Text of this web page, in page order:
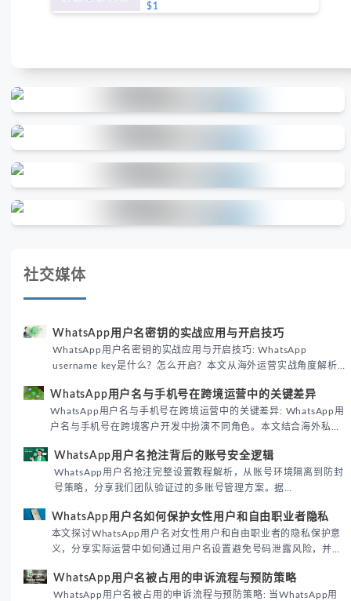
$1
社交媒体
WhatsApp用户名密钥的实战应用与开启技巧
WhatsApp用户名密钥的实战应用与开启技巧: WhatsApp
username key是什么？怎么开启？本文从海外运营实战角度解析
境团队高效触达目标客户。
WhatsApp用户名与手机号在跨境运营中的关键差异
WhatsApp用户名与手机号在跨境运营中的关键差异: WhatsApp用
户名与手机号在跨境客户开发中扮演不同角色。本文结合海外私域
际差异，帮助团队优化WhatsApp营销策略。
WhatsApp用户名抢注背后的账号安全逻辑
WhatsApp用户名抢注完整设置教程解析，从账号环境隔离到防封
号策略，分享我们团队验证过的多账号管理方案。据
性直接影响转化率。
WhatsApp用户名如何保护女性用户和自由职业者隐私
本文探讨WhatsApp用户名对女性用户和自由职业者的隐私保护意
义，分享实际运营中如何通过用户名设置避免号码泄露风险，并提
已成为全球数字沟通的首要考量。
WhatsApp用户名被占用的申诉流程与预防策略
WhatsApp用户名被占用的申诉流程与预防策略: 当WhatsApp用